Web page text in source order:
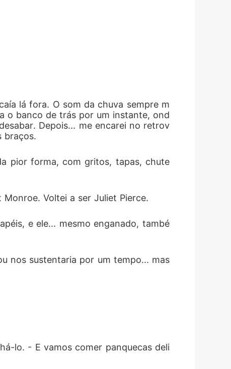
o que ele não esperava: divertida,
escolher: se render ou lutar por si
nesse momento que percebi, que
experiência da minha vida."
lá fora. O som da chuva sempre m
o banco de trás por um instante, ond
Depois... me encarei no retrov
braços.
pior forma, com gritos, tapas, chute
Voltei a ser Juliet Pierce.
e ele... mesmo enganado, també
nos sustentaria por um tempo... mas
lo. - E vamos comer panquecas deli